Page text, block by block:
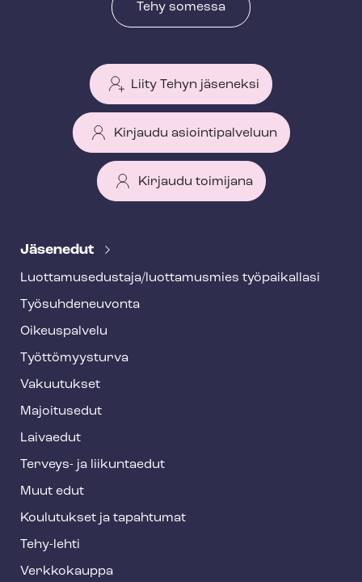
Tehy somessa
Liity Tehyn jäseneksi
Kirjaudu asiointipalveluun
Kirjaudu toimijana
e
f
o
o
t
e
Jäsenedut
Luot­ta­muse­dus­ta­ja/luottamusmies työpaikallasi
Työ­suh­de­neu­von­ta
Oikeuspalvelu
Työt­tö­myys­tur­va
Vakuutukset
Majoitusedut
Laivaedut
Terveys- ja liikuntaedut
Muut edut
Koulutukset ja tapahtumat
Tehy-lehti
Verkkokauppa